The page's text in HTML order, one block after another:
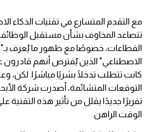
مع التقدم المتسارع في تقنيات الذكاء
تتصاعد المخاوف بشأن مستقبل
القطاعات، خصوصًا مع ظهور ما يُعرف
الاصطناعي" الذين يُفترض أنهم قادرون
كانت تتطلب تدخلًا بشريًا مباشرًا.
التوقعات المتشائمة، أصدرت شركة
تقريرًا جديدًا يقلل من تأثير هذه
الوقت الراهن.